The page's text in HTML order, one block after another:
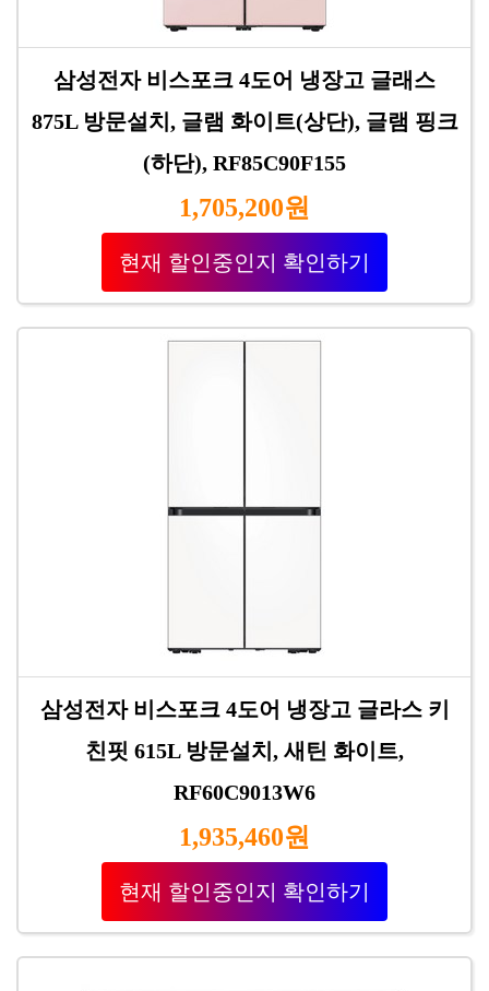
삼성전자 비스포크 4도어 냉장고 글래스
875L 방문설치, 글램 화이트(상단), 글램 핑크
(하단), RF85C90F155
1,705,200원
현재 할인중인지 확인하기
삼성전자 비스포크 4도어 냉장고 글라스 키
친핏 615L 방문설치, 새틴 화이트,
RF60C9013W6
1,935,460원
현재 할인중인지 확인하기